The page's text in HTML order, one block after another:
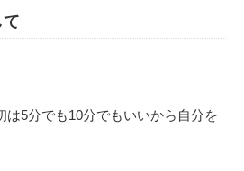
は5分でも10分でもいいから自分を